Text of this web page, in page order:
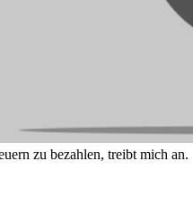
zu bezahlen, treibt mich an.